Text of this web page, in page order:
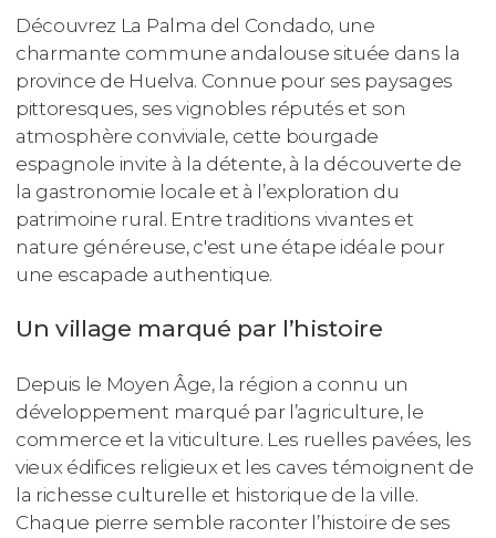
Découvrez La Palma del Condado, une
charmante commune andalouse située dans la
province de Huelva. Connue pour ses paysages
pittoresques, ses vignobles réputés et son
atmosphère conviviale, cette bourgade
espagnole invite à la détente, à la découverte de
la gastronomie locale et à l’exploration du
patrimoine rural. Entre traditions vivantes et
nature généreuse, c'est une étape idéale pour
une escapade authentique.
Un village marqué par l’histoire
Depuis le Moyen Âge, la région a connu un
développement marqué par l’agriculture, le
commerce et la viticulture. Les ruelles pavées, les
vieux édifices religieux et les caves témoignent de
la richesse culturelle et historique de la ville.
Chaque pierre semble raconter l’histoire de ses